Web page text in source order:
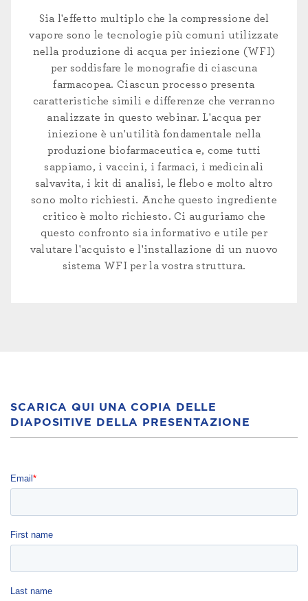
Sia l'effetto multiplo che la compressione del
vapore sono le tecnologie più comuni utilizzate
nella produzione di acqua per iniezione (WFI)
per soddisfare le monografie di ciascuna
farmacopea. Ciascun processo presenta
caratteristiche simili e differenze che verranno
analizzate in questo webinar. L'acqua per
iniezione è un'utilità fondamentale nella
produzione biofarmaceutica e, come tutti
sappiamo, i vaccini, i farmaci, i medicinali
salvavita, i kit di analisi, le flebo e molto altro
sono molto richiesti. Anche questo ingrediente
critico è molto richiesto. Ci auguriamo che
questo confronto sia informativo e utile per
valutare l'acquisto e l'installazione di un nuovo
sistema WFI per la vostra struttura.
SCARICA QUI UNA COPIA DELLE
DIAPOSITIVE DELLA PRESENTAZIONE